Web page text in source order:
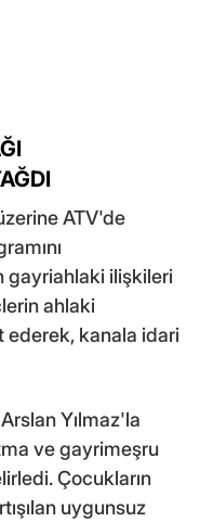
ATV'de
gayriahlaki ilişkileri
ahlaki
kanala idari
Yılmaz'la
ve gayrimeşru
Çocukların
uygunsuz